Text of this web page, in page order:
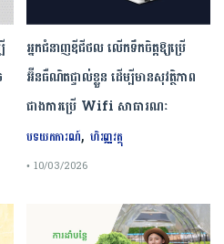
អ្នកជំនាញឌីជីថល លើកទឹកចិត្តឱ្យប្រើ
អ៊ីនធឺណិតផ្ទាល់ខ្លួន ដើម្បីមានសុវត្ថិភាព
ជាងការប្រើ Wifi​ សាធារណៈ
បទយកការណ៍, ហិរញ្ញវត្ថុ
• 10/03/2026